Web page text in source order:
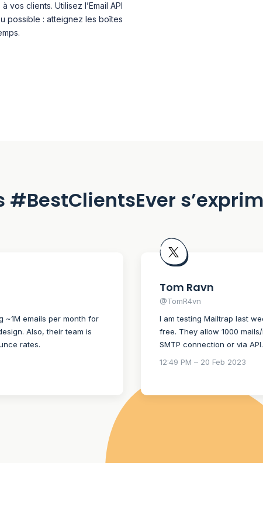
vos clients. Utilisez l’Email API
possible : atteignez les boîtes
#BestClientsEver
~1M emails per month for
Also, their team is
rates.
Tom Ravn
@TomR4vn
I am testing Mailtrap last
free. They allow 1000
SMTP connection or via
12:49 PM – 20 Feb 2023